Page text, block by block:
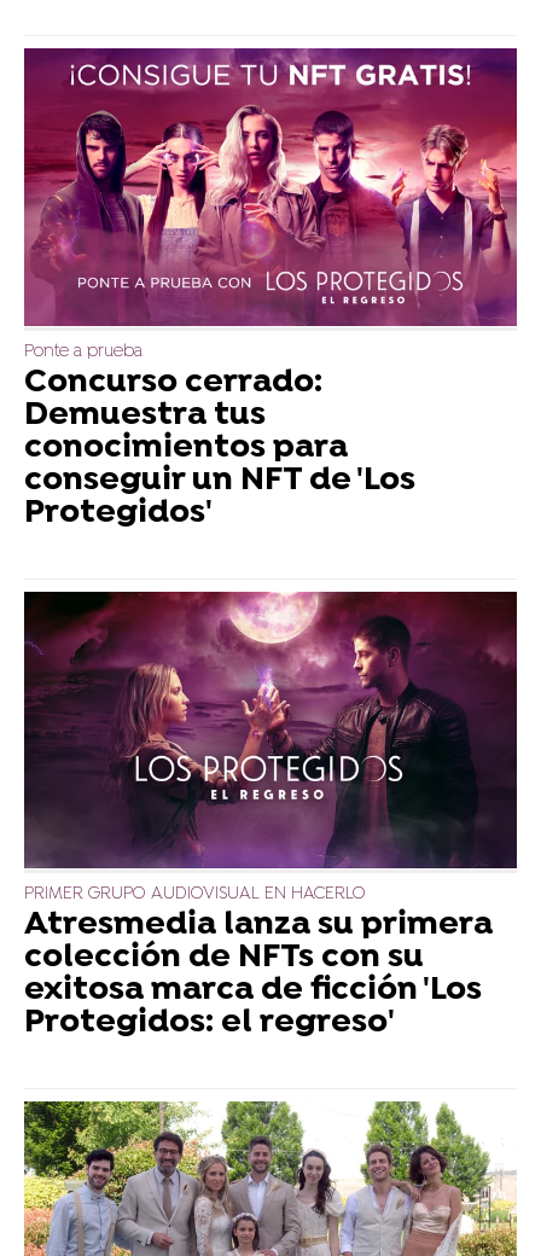
Ponte a prueba
Concurso cerrado:
Demuestra tus
conocimientos para
conseguir un NFT de 'Los
Protegidos'
PRIMER GRUPO AUDIOVISUAL EN HACERLO
Atresmedia lanza su primera
colección de NFTs con su
exitosa marca de ficción 'Los
Protegidos: el regreso'